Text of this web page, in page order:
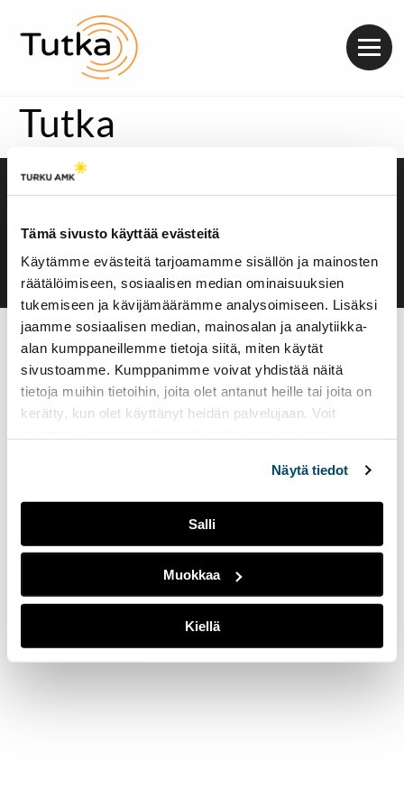
Tämä sivusto käyttää evästeitä
Käytämme evästeitä tarjoamamme sisällön ja mainosten
räätälöimiseen, sosiaalisen median ominaisuuksien
tukemiseen ja kävijämäärämme analysoimiseen. Lisäksi
jaamme sosiaalisen median, mainosalan ja analytiikka-
alan kumppaneillemme tietoja siitä, miten käytät
sivustoamme. Kumppanimme voivat yhdistää näitä
tietoja muihin tietoihin, joita olet antanut heille tai joita on
kerätty, kun olet käyttänyt heidän palvelujaan. Voit
Näytä tiedot
Salli
Muokkaa
Kiellä
Tutka
Saavutettavuusseloste